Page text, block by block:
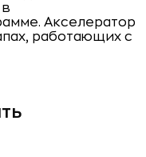
Акселератор
работающих с